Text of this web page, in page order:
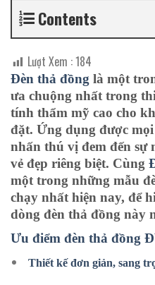
Contents
Lượt Xem :184
Đèn thả đồng là một
ưa chuộng nhất trong
tính thẩm mỹ cao cho
đặt. Ứng dụng được
nhấn thú vị đem đến sự
vẻ đẹp riêng biệt. Cùng
một trong những mẫu
chạy nhất hiện nay, để
dòng đèn thả đồng này
Ưu điểm đèn thả đồng
Thiết kế đơn giản, sang